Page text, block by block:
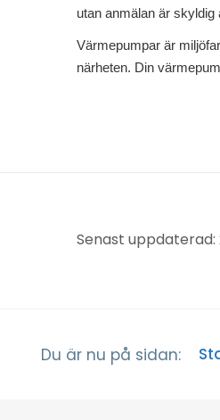
utan anmälan är skyldig
Värmepumpar är
närheten. Din
Senast uppdaterad:
Du är nu på sidan: